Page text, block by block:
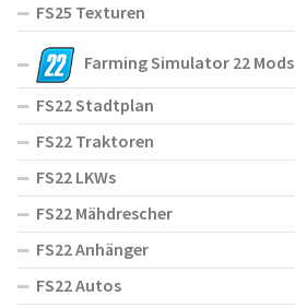
FS25 Texturen
Farming Simulator 22 Mods
FS22 Stadtplan
FS22 Traktoren
FS22 LKWs
FS22 Mähdrescher
FS22 Anhänger
FS22 Autos